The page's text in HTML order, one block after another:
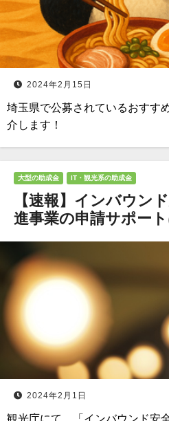
2024年2月15日
埼玉県で公募されているおすす
介します！
大型の助成金 IT・観光系の助成金
【速報】インバウン
進事業の申請サポー
2024年2月1日
観光庁にて、「インバウンド安